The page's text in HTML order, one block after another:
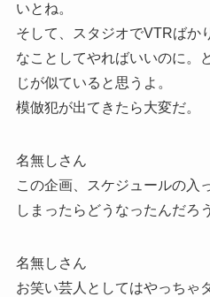
いとね。
そして、スタジオでVTRばか
なことしてやればいいのに。
じが似ていると思うよ。
模倣犯が出てきたら大変だ。
名無しさん
この企画、スケジュールの入
しまったらどうなったんだろ
名無しさん
お笑い芸人としてはやっちゃ